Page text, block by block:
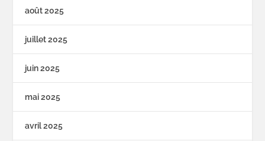
août 2025
juillet 2025
juin 2025
mai 2025
avril 2025